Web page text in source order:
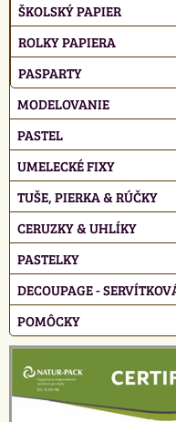
ŠKOLSKÝ PAPIER
ROLKY PAPIERA
PASPARTY
MODELOVANIE
PASTEL
UMELECKÉ FIXY
TUŠE, PIERKA & RÚČKY
CERUZKY & UHLÍKY
PASTELKY
DECOUPAGE -
POMÔCKY